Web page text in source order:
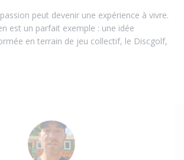
peut devenir une expérience à vivre.
est un parfait exemple : une idée
en terrain de jeu collectif, le Discgolf,